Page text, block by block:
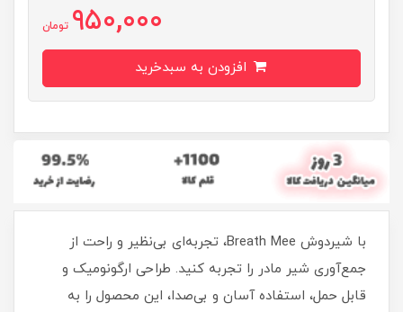
950,000 تومان
با شیردوش Breath Mee، تجربه‌ای بی‌نظیر و راحت از
جمع‌آوری شیر مادر را تجربه کنید. طراحی ارگونومیک و
قابل حمل، استفاده آسان و بی‌صدا، این محصول را به